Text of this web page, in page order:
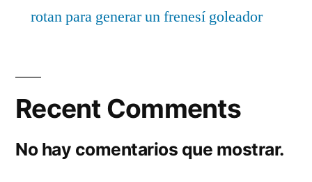
rotan para generar un frenesí goleador
Recent Comments
No hay comentarios que mostrar.